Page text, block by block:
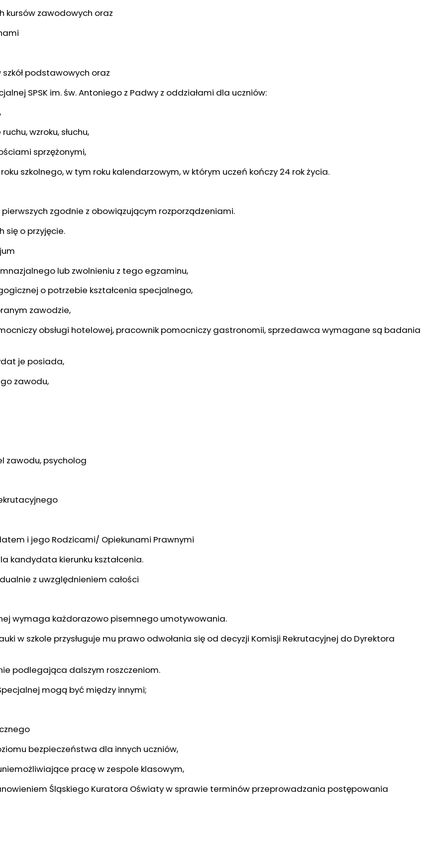
kursów zawodowych oraz
podstawowych oraz
SPSK im. św. Antoniego z Padwy z oddziałami dla uczniów:
wzroku, słuchu,
sprzężonymi,
szkolnego, w tym roku kalendarzowym, w którym uczeń kończy 24 rok życia.
zgodnie z obowiązującym rozporządzeniami.
o przyjęcie.
lub zwolnieniu z tego egzaminu,
o potrzebie kształcenia specjalnego,
zawodzie,
obsługi hotelowej, pracownik pomocniczy gastronomii, sprzedawca wymagane są badania
je posiada,
zawodu,
zawodu, psycholog
i jego Rodzicami/ Opiekunami Prawnymi
kandydata kierunku kształcenia.
z uwzględnieniem całości
wymaga każdorazowo pisemnego umotywowania.
szkole przysługuje mu prawo odwołania się od decyzji Komisji Rekrutacyjnej do Dyrektora
podlegająca dalszym roszczeniom.
mogą być między innymi;
bezpieczeństwa dla innych uczniów,
pracę w zespole klasowym,
Śląskiego Kuratora Oświaty w sprawie terminów przeprowadzania postępowania